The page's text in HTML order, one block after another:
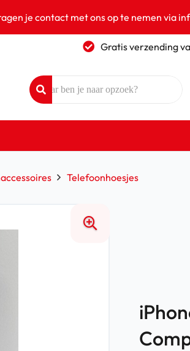
je contact met ons op te nemen via
Gratis verzending
Telefoonhoesjes